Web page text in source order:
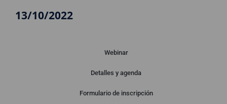
13/10/2022
Webinar
Detalles y agenda
Formulario de inscripción